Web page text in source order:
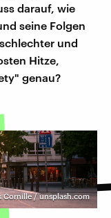
darauf, wie
seine Folgen
und
Hitze,
genau?
Cornille / unsplash.com